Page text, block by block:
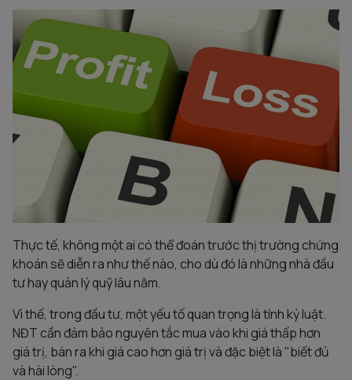
Thực tế, không một ai có thể đoán trước thị trường chứng
khoán sẽ diễn ra như thế nào, cho dù đó là những nhà đầu
tư hay quản lý quỹ lâu năm.
Vì thế, trong đầu tư, một yếu tố quan trọng là tính kỷ luật.
NĐT cần đảm bảo nguyên tắc mua vào khi giá thấp hơn
giá trị, bán ra khi giá cao hơn giá trị và đặc biệt là "biết đủ
và hài lòng".